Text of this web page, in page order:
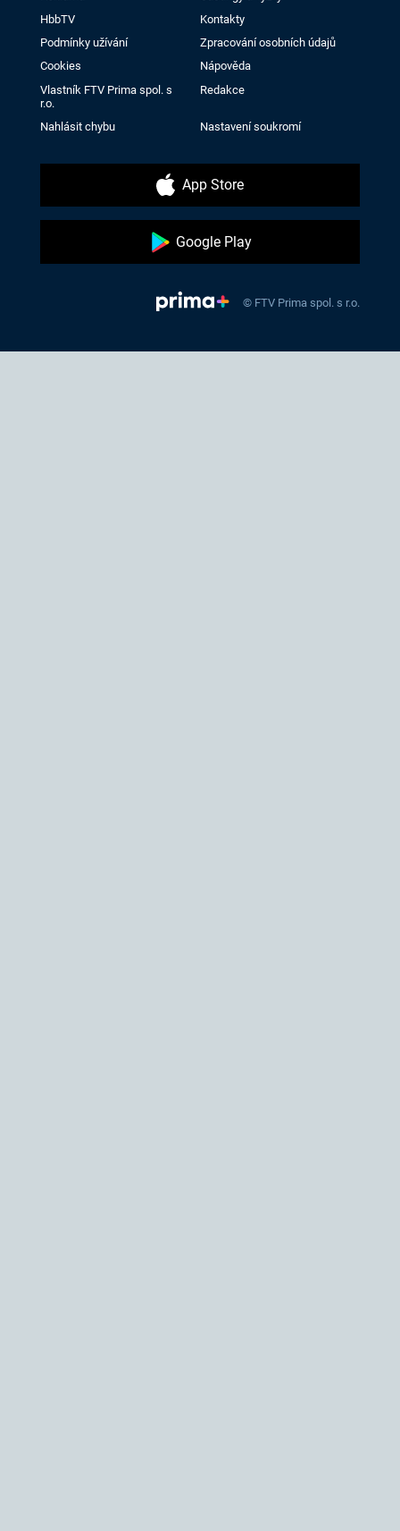
HbbTV
Kontakty
Podmínky užívání
Zpracování osobních údajů
Cookies
Nápověda
Vlastník FTV Prima spol. s
r.o.
Redakce
Nahlásit chybu Nastavení soukromí
App Store
Google Play
© FTV Prima spol. s r.o.